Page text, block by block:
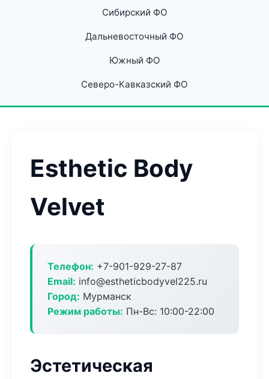
Сибирский ФО
Дальневосточный ФО
Южный ФО
Северо-Кавказский ФО
Esthetic Body
Velvet
Телефон: +7-901-929-27-87
Email: info@estheticbodyvel225.ru
Город: Мурманск
Режим работы: Пн-Вс: 10:00-22:00
Эстетическая